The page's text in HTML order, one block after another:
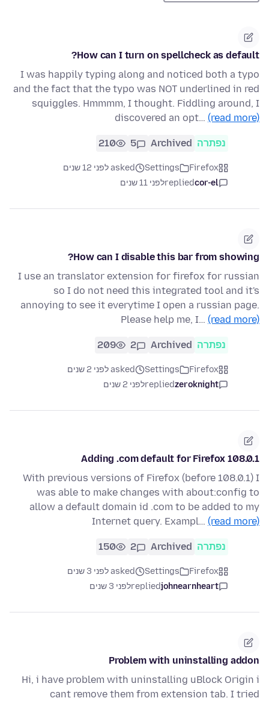
How can I turn on spellcheck as default?
I was happily typing along and noticed both a typo
and the fact that the typo was NOT underlined in red
squiggles. Hmmmm, I thought. Fiddling around, I
discovered an opt… (read more)
נפתרה Archived
5
210
Firefox
Settings
asked לפני 12 שנים
cor-el
repliedלפני 11 שנים
How can I disable this bar from showing?
I use an translator extension for firefox for russian
so I do not need this integrated tool and it's
annoying to see it everytime I open a russian page.
Please help me, I… (read more)
נפתרה Archived
2
209
Firefox
Settings
asked לפני 2 שנים
zeroknight
repliedלפני 2 שנים
Adding .com default for Firefox 108.0.1
With previous versions of Firefox (before 108.0.1) I
was able to make changes with about:config to
allow a default domain id .com to be added to my
Internet query. Exampl… (read more)
נפתרה Archived
2
150
Firefox
Settings
asked לפני 3 שנים
johnearnheart
repliedלפני 3 שנים
Problem with uninstalling addon
Hi, i have problem with uninstalling uBlock Origin i
cant remove them from extension tab. I tried